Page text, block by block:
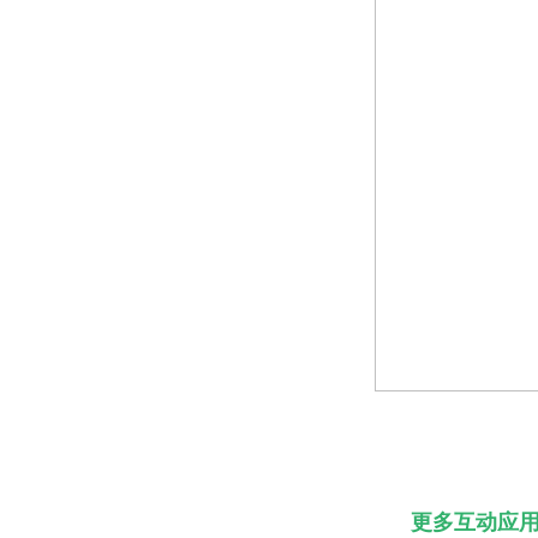
更多互动应